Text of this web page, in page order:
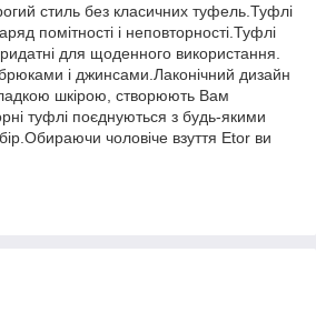
стиль без класичних туфель.Туфлі
помітності і неповторності.Туфлі
для щоденного використання.
і джинсами.Лаконічний дизайн
шкірою, створюють Вам
туфлі поєднуються з будь-якими
чоловіче взуття Etor ви